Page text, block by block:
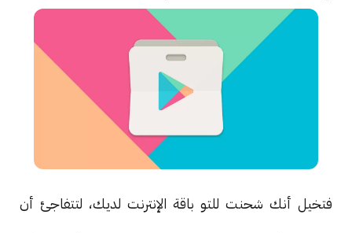
فتخيل أنك شحنت للتو باقة الإنترنت لديك، لتتفاجئ أن